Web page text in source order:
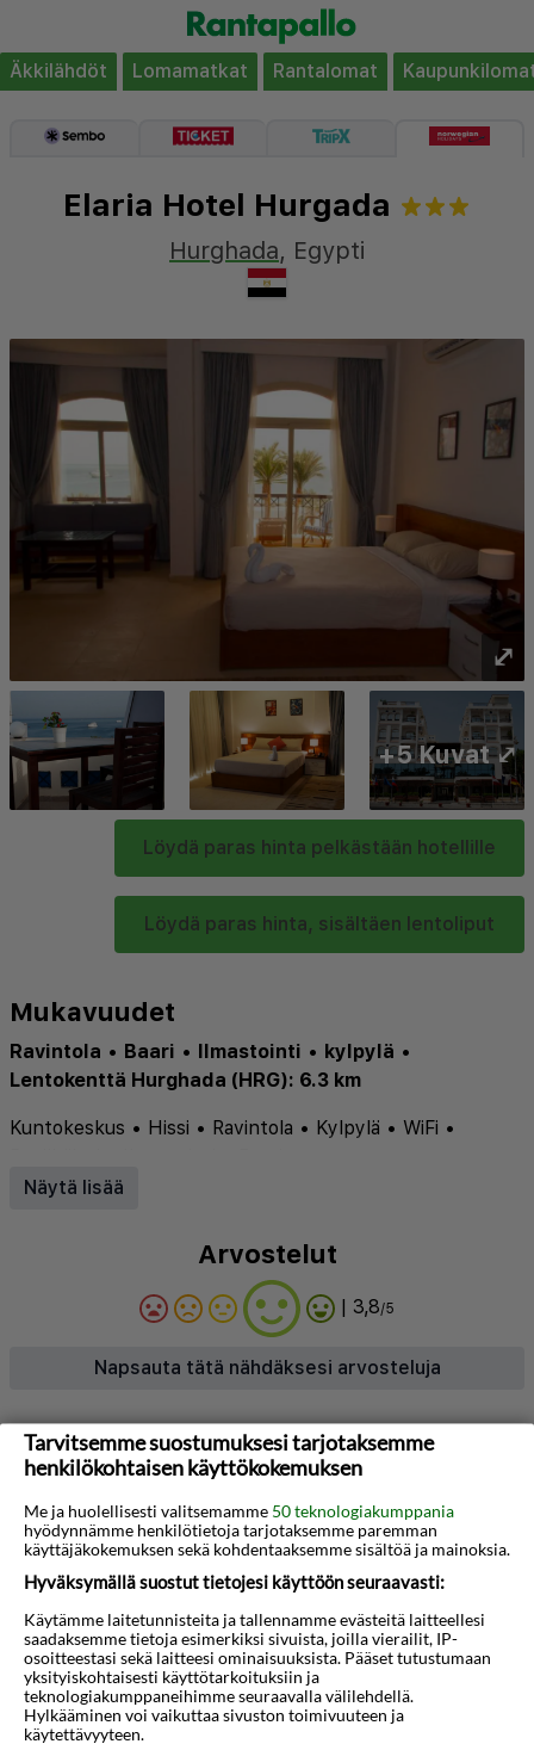
Äkkilähdöt Lomamatkat Rantalomat
Elaria Hotel Hurgada
Hurghada, Egypti
⤢
Löydä paras hinta pelkästään hotellille
Löydä paras hinta, sisältäen lentoliput
+5 Kuvat ⤢
Mukavuudet
Ravintola • Baari • Ilmastointi • kylpylä •
Lentokenttä Hurghada (HRG): 6.3 km
Kuntokeskus • Hissi • Ravintola • Kylpylä • WiFi •
Näytä lisää
Arvostelut
| 3,8/5
Napsauta tätä nähdäksesi arvosteluja
Tietoja hotellista
Elaria Hotel Hurgada toivottaa vieraat
tervetulleiksi Hurghadan sydämeen, vain
muutaman askeleen päässä kimaltelevasta
Punaisesta merestä. Tämä moderni hotelli on
täydellinen sekä lomamatkailijoille että
liikematkailijoille, tarjoten rentouttavan ilmapiirin ja
helpon pääsyn kaupungin vilkkaisiin nähtävyyksiin.
Nauti lämpimästä egyptiläisestä vastaanotosta ja
Tarvitsemme suostumuksesi tarjotaksemme
henkilökohtaisen käyttökokemuksen
Me ja huolellisesti valitsemamme 50 teknologiakumppania
hyödynnämme henkilötietoja tarjotaksemme paremman
käyttäjäkokemuksen sekä kohdentaaksemme sisältöä ja mainoksia.
Hyväksymällä suostut tietojesi käyttöön seuraavasti:
Käytämme laitetunnisteita ja tallennamme evästeitä laitteellesi
saadaksemme tietoja esimerkiksi sivuista, joilla vierailit, IP-
osoitteestasi sekä laitteesi ominaisuuksista. Pääset tutustumaan
yksityiskohtaisesti käyttötarkoituksiin ja
teknologiakumppaneihimme seuraavalla välilehdellä.
Hylkääminen voi vaikuttaa sivuston toimivuuteen ja
käytettävyyteen.